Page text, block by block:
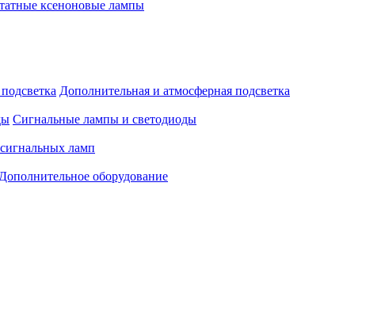
ксеноновые лампы
Дополнительная и атмосферная подсветка
Cигнальные лампы и светодиоды
ламп
Дополнительное оборудование